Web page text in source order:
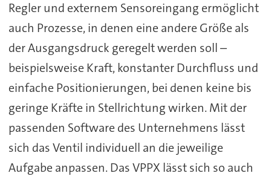
Regler und externem Sensoreingang ermöglicht
auch Prozesse, in denen eine andere Größe als
der Ausgangsdruck geregelt werden soll –
beispielsweise Kraft, konstanter Durchfluss und
einfache Positionierungen, bei denen keine bis
geringe Kräfte in Stellrichtung wirken. Mit der
passenden Software des Unternehmens lässt
sich das Ventil individuell an die jeweilige
Aufgabe anpassen. Das VPPX lässt sich so auch